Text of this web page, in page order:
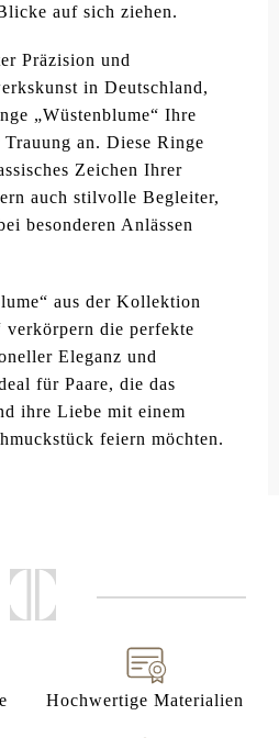
auf sich ziehen.
Präzision und
in Deutschland,
„Wüstenblume“ Ihre
an. Diese Ringe
Zeichen Ihrer
auch stilvolle Begleiter,
besonderen Anlässen
aus der Kollektion
verkörpern die perfekte
Eleganz und
für Paare, die das
ihre Liebe mit einem
feiern möchten.
Hochwertige Materialien